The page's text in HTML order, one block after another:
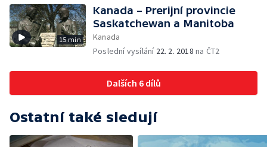
15 min
Kanada – Prerijní provincie
Saskatchewan a Manitoba
Kanada
Poslední vysílání 22. 2. 2018 na ČT2
Dalších 6 dílů
Ostatní také sledují